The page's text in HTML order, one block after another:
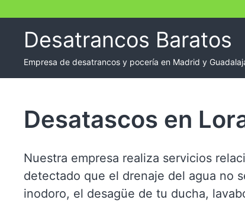
contentDesatrancos Baratos
Empresa de desatrancos y pocería en Madrid y
Desatascos en
Nuestra empresa realiza servicios
detectado que el drenaje del agua no
inodoro, el desagüe de tu ducha,